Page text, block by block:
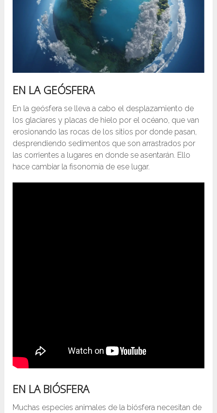
EN LA GEÓSFERA
En la geósfera se lleva a cabo el desplazamiento de
los glaciares y placas de hielo por el océano, que van
erosionando las rocas de los sitios por donde pasan,
desprendiendo sedimentos que son arrastrados por
las corrientes a lugares en donde se asentarán. Ello
hace cambiar la fisonomía de ese lugar.
EN LA BIÓSFERA
Muchas especies animales de la biósfera necesitan de